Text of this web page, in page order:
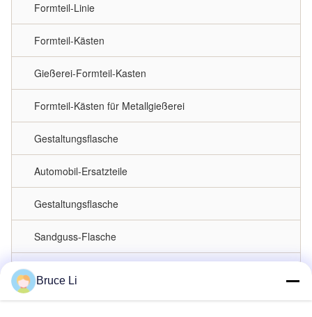
Formteil-Linie
Formteil-Kästen
Gießerei-Formteil-Kasten
Formteil-Kästen für Metallgießerei
Gestaltungsflasche
Automobil-Ersatzteile
Gestaltungsflasche
Sandguss-Flasche
Palettenautos
Bruce Li